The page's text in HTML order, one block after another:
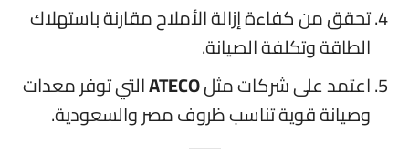
تحقق من كفاءة إزالة الأملاح مقارنة باستهلاك
الطاقة وتكلفة الصيانة.
اعتمد على شركات مثلATECOالتي توفر معدات
وصيانة قوية تناسب ظروف مصر والسعودية.